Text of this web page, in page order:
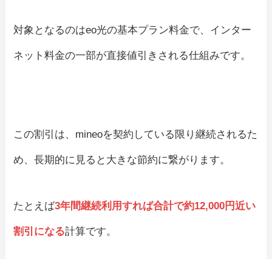
対象となるのはeo光の基本プラン料金で、インター
ネット料金の一部が直接値引きされる仕組みです。
この割引は、mineoを契約している限り継続されるた
め、長期的に見ると大きな節約に繋がります。
たとえば3年間継続利用すれば合計で約12,000円近い
割引になる計算です。